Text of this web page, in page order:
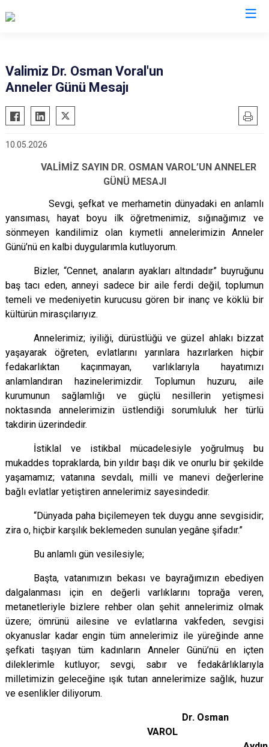
Valimiz Dr. Osman Voral'un
Anneler Günü Mesajı
10.05.2026
VALİMİZ SAYIN DR. OSMAN VAROL’UN ANNELER
GÜNÜ MESAJI
Sevgi, şefkat ve merhametin dünyadaki en anlamlı
yansıması, hayat boyu ilk öğretmenimiz, sığınağımız ve
sönmeyen kandilimiz olan kıymetli annelerimizin Anneler
Günü’nü en kalbi duygularımla kutluyorum.
Bizler, “Cennet, anaların ayakları altındadır” buyruğunu
baş tacı eden, anneyi sadece bir aile ferdi değil, toplumun
temeli ve medeniyetin kurucusu gören bir inanç ve köklü bir
kültürün mirasçılarıyız.
Annelerimiz; iyiliği, dürüstlüğü ve güzel ahlakı bizzat
yaşayarak öğreten, evlatlarını yarınlara hazırlarken hiçbir
fedakarlıktan kaçınmayan, varlıklarıyla hayatımızı
anlamlandıran hazinelerimizdir. Toplumun huzuru, aile
kurumunun sağlamlığı ve güçlü nesillerin yetişmesi
noktasında annelerimizin üstlendiği sorumluluk her türlü
takdirin üzerindedir.
İstiklal ve istikbal mücadelesiyle yoğrulmuş bu
mukaddes topraklarda, bin yıldır başı dik ve onurlu bir şekilde
yaşamamız; vatanına sevdalı, milli ve manevi değerlerine
bağlı evlatlar yetiştiren annelerimiz sayesindedir.
“Dünyada paha biçilemeyen tek duygu anne sevgisidir;
zira o, hiçbir karşılık beklemeden sunulan yegâne şifadır.”
Bu anlamlı gün vesilesiyle;
Başta, vatanımızın bekası ve bayrağımızın ebediyen
dalgalanması için en değerli varlıklarını toprağa veren,
metanetleriyle bizlere rehber olan şehit annelerimiz olmak
üzere; ömrünü ailesine ve evlatlarına vakfeden, sevgisi
okyanuslar kadar engin tüm annelerimiz ile yüreğinde anne
şefkati taşıyan tüm kadınların Anneler Günü’nü en içten
dileklerimle kutluyor; sevgi, sabır ve fedakârlıklarıyla
milletimizin geleceğine ışık tutan annelerimize sağlık, huzur
ve esenlikler diliyorum.
Dr. Osman